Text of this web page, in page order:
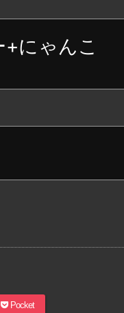
にゃんこ
Pocket